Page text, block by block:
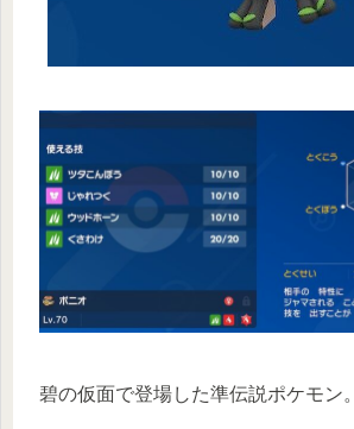
碧の仮面で登場した準伝説ポケモン。